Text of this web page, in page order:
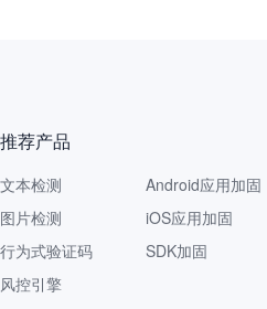
推荐产品
文本检测
图片检测
行为式验证码
风控引擎
Android应用加固
iOS应用加固
SDK加固